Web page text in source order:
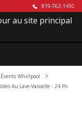
819-762-1490
au site principal
Whirlpool
Au Lave-Vaisselle - 24 Po